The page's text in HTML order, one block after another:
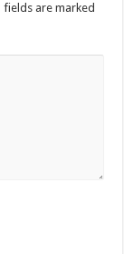
fields are marked